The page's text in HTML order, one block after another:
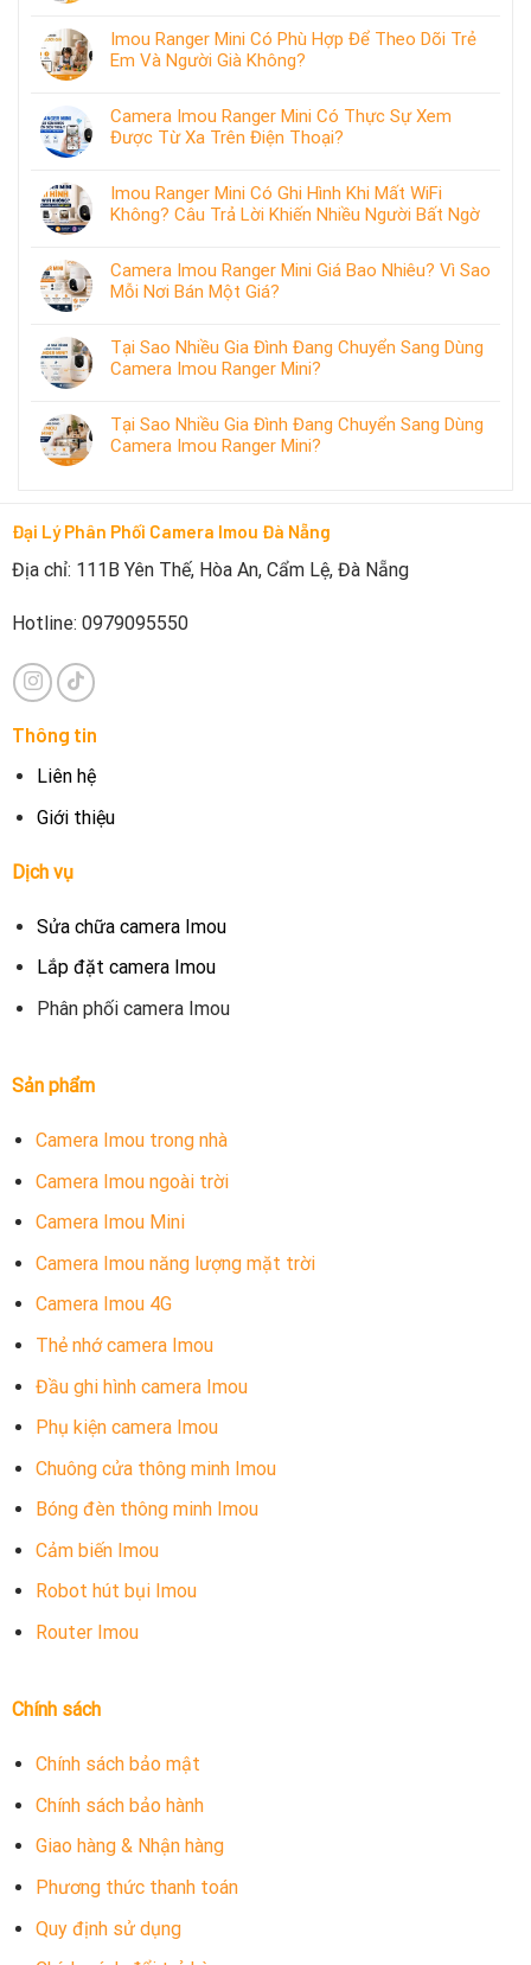
Imou Ranger Mini Có Phù Hợp Để Theo Dõi Trẻ
Em Và Người Già Không?
Camera Imou Ranger Mini Có Thực Sự Xem
Được Từ Xa Trên Điện Thoại?
Imou Ranger Mini Có Ghi Hình Khi Mất WiFi
Không? Câu Trả Lời Khiến Nhiều Người Bất Ngờ
Camera Imou Ranger Mini Giá Bao Nhiêu? Vì Sao
Mỗi Nơi Bán Một Giá?
Tại Sao Nhiều Gia Đình Đang Chuyển Sang Dùng
Camera Imou Ranger Mini?
Tại Sao Nhiều Gia Đình Đang Chuyển Sang Dùng
Camera Imou Ranger Mini?
Đại Lý Phân Phối Camera Imou Đà Nẵng
Địa chỉ: 111B Yên Thế, Hòa An, Cẩm Lệ, Đà Nẵng
Hotline: 0979095550
Thông tin
Liên hệ
Giới thiệu
Dịch vụ
Sửa chữa camera Imou
Lắp đặt camera Imou
Phân phối camera Imou
Sản phẩm
Camera Imou trong nhà
Camera Imou ngoài trời
Camera Imou Mini
Camera Imou năng lượng mặt trời
Camera Imou 4G
Thẻ nhớ camera Imou
Đầu ghi hình camera Imou
Phụ kiện camera Imou
Chuông cửa thông minh Imou
Bóng đèn thông minh Imou
Cảm biến Imou
Robot hút bụi Imou
Router Imou
Chính sách
Chính sách bảo mật
Chính sách bảo hành
Giao hàng & Nhận hàng
Phương thức thanh toán
Quy định sử dụng